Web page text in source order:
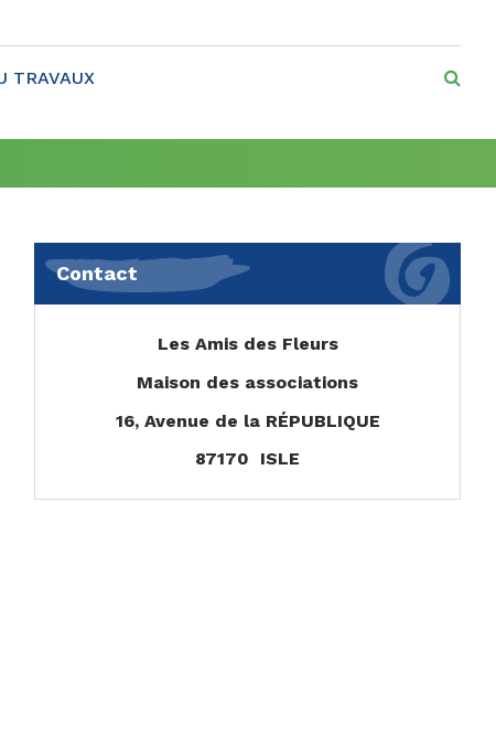
TRAVAUX
Contact
Les Amis des Fleurs
Maison des associations
16, Avenue de la RÉPUBLIQUE
87170 ISLE